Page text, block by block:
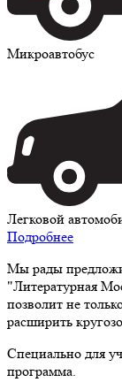
Микроавтобус
Легковой
Подробнее
Мы рады
"Литературная
позволит не
расширить
Специально для
программа.